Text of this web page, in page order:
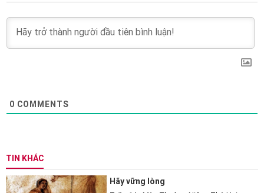
0 COMMENTS
TIN KHÁC
Hãy vững lòng